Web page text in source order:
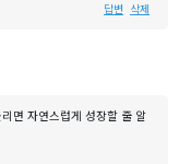
답변 삭제
면 자연스럽게 성장할 줄 알